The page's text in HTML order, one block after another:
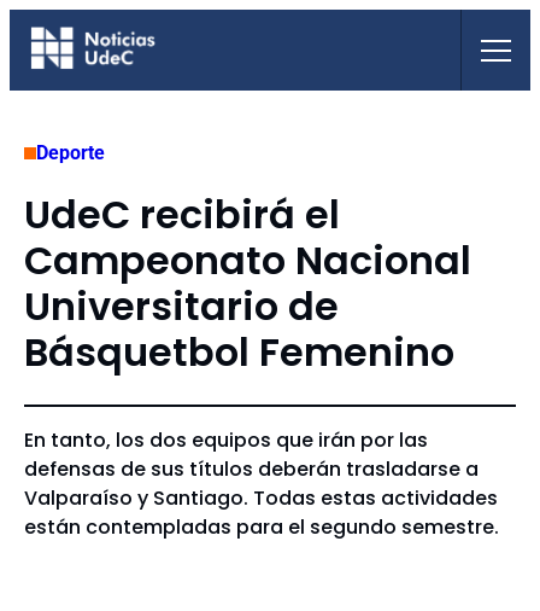
Saltar
Deporte
UdeC recibirá el
Campeonato Nacional
Universitario de
Básquetbol Femenino
En tanto, los dos equipos que irán por las
defensas de sus títulos deberán trasladarse a
Valparaíso y Santiago. Todas estas actividades
están contempladas para el segundo semestre.